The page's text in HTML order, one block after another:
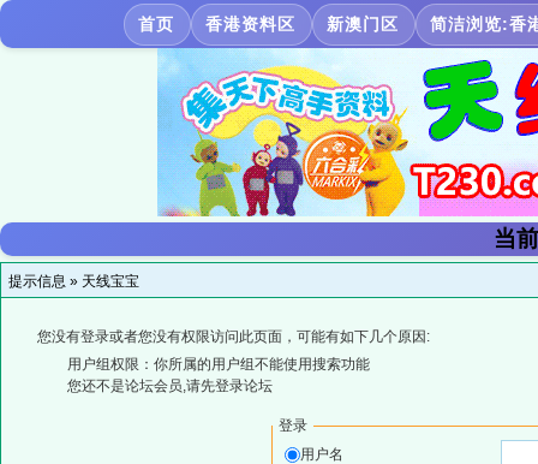
首页 香港资料区 新澳门区 简洁浏览:香
当
提示信息 » 天线宝宝
您没有登录或者您没有权限访问此页面，可能有如下几个原因:
用户组权限：你所属的用户组不能使用搜索功能
您还不是论坛会员,请先登录论坛
登录
用户名